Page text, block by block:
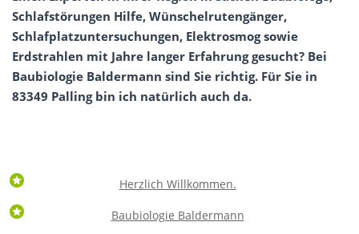
Schlafstörungen Hilfe, Wünschelrutengänger,
Schlafplatzuntersuchungen, Elektrosmog sowie
Erdstrahlen mit Jahre langer Erfahrung gesucht? Bei
Baubiologie Baldermann sind Sie richtig. Für Sie in
83349 Palling bin ich natürlich auch da.
Herzlich Willkommen.
Baubiologie Baldermann